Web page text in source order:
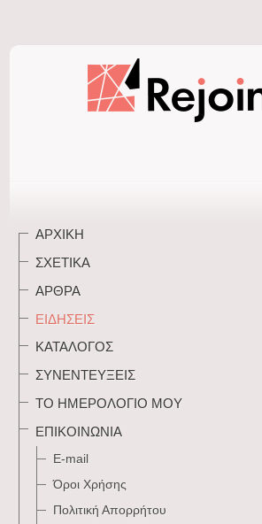
ΑΡΧΙΚΉ
ΣΧΕΤΙΚΆ
ΆΡΘΡΑ
ΕΙΔΉΣΕΙΣ
ΚΑΤΆΛΟΓΟΣ
ΣΥΝΕΝΤΕΎΞΕΙΣ
ΤΟ ΗΜΕΡΟΛΌΓΙΌ ΜΟΥ
ΕΠΙΚΟΙΝΩΝΊΑ
E-mail
Όροι Χρήσης
Πολιτική Απορρήτου